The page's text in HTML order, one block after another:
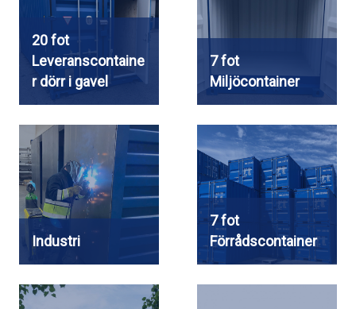
20 fot
Leveranscontaine
r dörr i gavel
7 fot
Miljöcontainer
Industri
7 fot
Förrådscontainer